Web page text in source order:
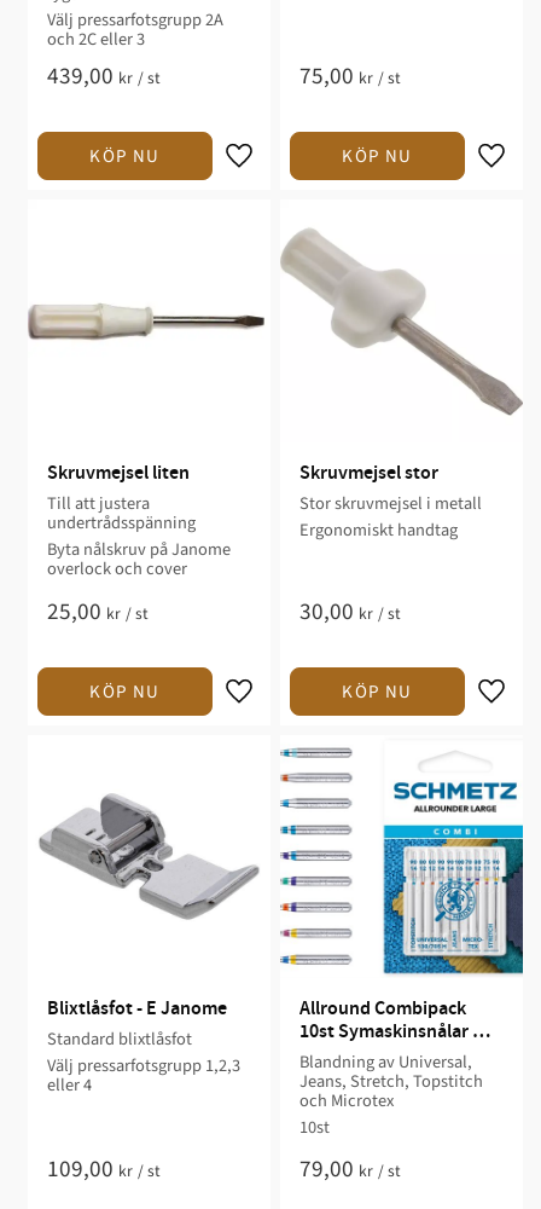
Välj pressarfotsgrupp 2A
och 2C eller 3
439,00 kr /st 75,00 kr /st
Skruvmejsel liten
Till att justera
undertrådsspänning
Byta nålskruv på Janome
overlock och cover
25,00 kr /st
Skruvmejsel stor
Stor skruvmejsel i metall
Ergonomiskt handtag
30,00 kr /st
Blixtlåsfot - E Janome
Standard blixtlåsfot
Välj pressarfotsgrupp 1,2,3
eller 4
109,00 kr /st
Allround Combipack
10st Symaskinsnålar
Schmetz
Blandning av Universal,
Jeans, Stretch, Topstitch
och Microtex
10st
79,00 kr /st